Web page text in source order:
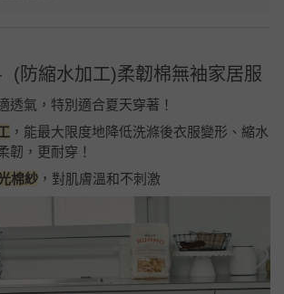
(防縮水加工)柔韌棉無袖家居服
透氣，特別適合夏天穿著！
，能最大限度地降低洗滌後衣服變形、縮水
韌，更耐穿！
棉紗 ，對肌膚溫和不刺激